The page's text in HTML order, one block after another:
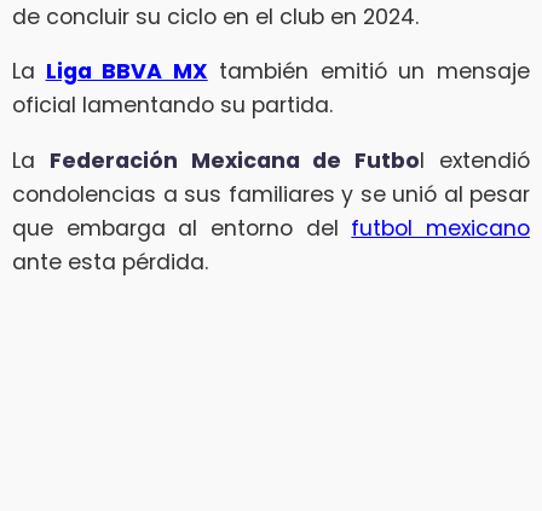
de concluir su ciclo en el club en 2024.
La Liga BBVA MX también emitió un mensaje
oficial lamentando su partida.
La Federación Mexicana de Futbol extendió
condolencias a sus familiares y se unió al pesar
que embarga al entorno del futbol mexicano
ante esta pérdida.